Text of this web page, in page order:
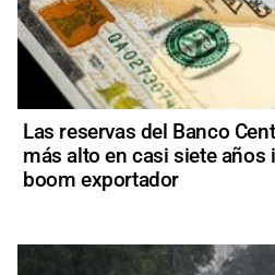
Las reservas del Banco
más alto en casi siete años
boom exportador